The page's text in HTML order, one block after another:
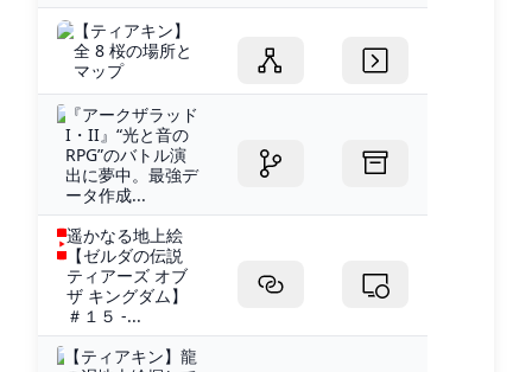
【ティアキン】
全 8 桜の場所と
マップ
『アークザラッド
I・II』“光と音の
RPG”のバトル演
出に夢中。最強デ
ータ作成...
遥かなる地上絵
【ゼルダの伝説
ティアーズ オブ
ザ キングダム】
＃１５ -...
【ティアキン】龍